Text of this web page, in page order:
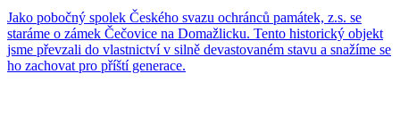
Jako pobočný spolek Českého svazu ochránců památek, z.s. se
staráme o zámek Čečovice na Domažlicku. Tento historický objekt
jsme převzali do vlastnictví v silně devastovaném stavu a snažíme se
ho zachovat pro příští generace.